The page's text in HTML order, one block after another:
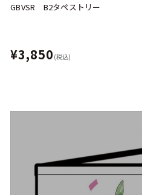
GBVSR B2タペストリー
¥3,850 (税込)